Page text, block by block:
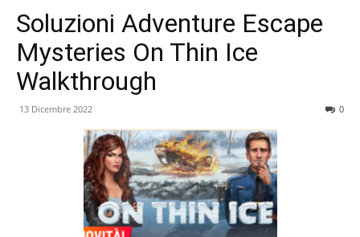
Soluzioni Adventure Escape
Mysteries On Thin Ice
Walkthrough
13 Dicembre 2022 0